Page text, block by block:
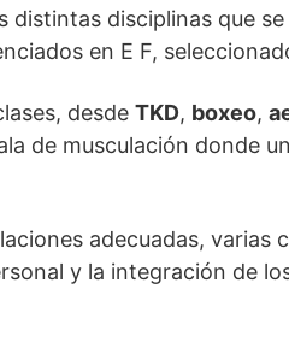
disciplinas que
en E F,
desde TKD, boxeo,
de musculación donde
adecuadas, varias
y la integración de